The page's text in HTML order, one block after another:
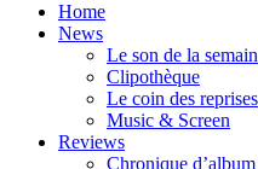
Home
News
Le son de la
Clipothèque
Le coin des reprises
Music & Screen
Reviews
Chronique d’album